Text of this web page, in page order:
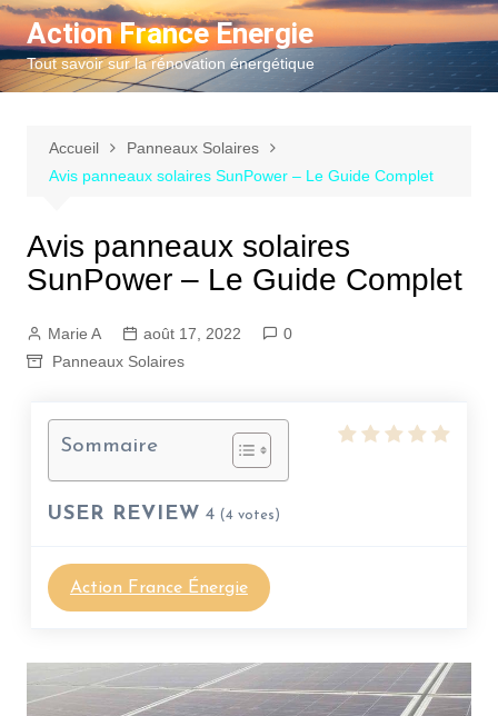
Aller
au
contenu
Action France Energie
Tout savoir sur la rénovation énergétique
Accueil
Panneaux Solaires
Avis panneaux solaires SunPower – Le Guide Complet
Avis panneaux solaires
SunPower – Le Guide Complet
Marie A août 17, 2022
0
Panneaux Solaires
Sommaire
USER REVIEW 4 (4votes)
Action France Énergie